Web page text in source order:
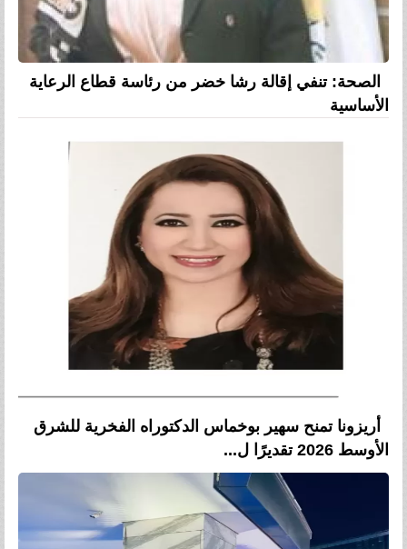
الصحة: تنفي إقالة رشا خضر من رئاسة قطاع الرعاية
الأساسية
أريزونا تمنح سهير بوخماس الدكتوراه الفخرية للشرق
الأوسط 2026 تقديرًا ل...